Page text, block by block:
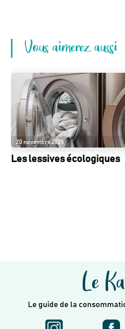
Vous aimerez aussi
20 novembre 2025
Les lessives écologiques
Le
Le guide de la